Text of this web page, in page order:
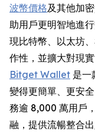
波幣價格及其他加
助用戶更明智地進
現比特幣、以太坊
作性，並擴大對現
Bitget Wallet 是一
變得更簡單、更安
務逾 8,000 萬用戶
融，提供流暢整合